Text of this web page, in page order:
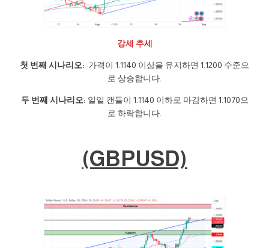
강세 추세
첫 번째 시나리오: 가격이 1.1140 이상을 유지하면 1.1200 수준으
로 상승합니다.
두 번째 시나리오: 일일 캔들이 1.1140 이하로 마감하면 1.1070으
로 하락합니다.
(GBPUSD)